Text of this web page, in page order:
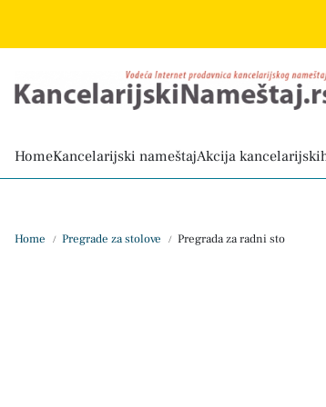
HomeKancelarijski nameštajAkcija
Home / Pregrade za stolove / Pregrada za radni sto